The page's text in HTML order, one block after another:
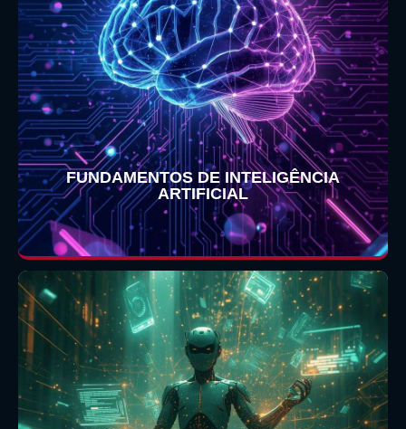
FUNDAMENTOS DE INTELIGÊNCIA
ARTIFICIAL